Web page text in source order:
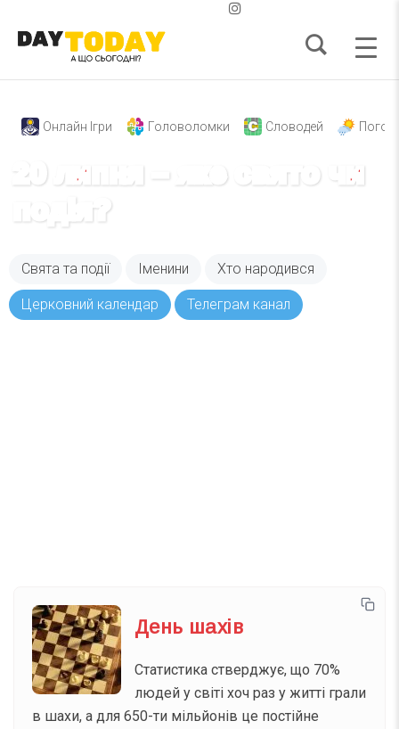
Онлайн Ігри Головоломки Словодей
20 липня – яке свято чи
подія?
Свята та події Іменини Хто народився
Церковний календар Телеграм канал
День шахів
Статистика стверджує, що 70%
людей у світі хоч раз у житті грали
в шахи, а для 650-ти мільйонів це постійне